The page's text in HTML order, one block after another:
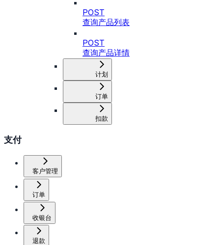
POST
查询产品列表
POST
查询产品详情
计划
订单
扣款
支付
客户管理
订单
收银台
退款